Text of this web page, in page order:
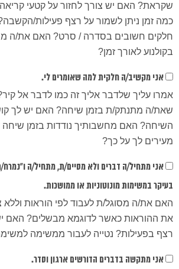
שקראת? האם יש צורך לחזור על קטעי
כמה זמן ניתן לשמור על רצף פעילות/
חלקים חשובים בסדרה / סרט? האם את/ה
בקולנוע לאורך זמן?
אני מקשיב/ה חלקית למה שאומרים לי.
אמרו עליך שלדבר אליך זה כמו לדבר אל
שאת/ה מתנתק/ת בזמן שיחה? האם יש לך
השיחה? האם מחשבותיך נודדות בזמן
מעירים לך על כך?
אני מתחיל/ה דברים ולא מסיים/ת, מתחיל/ה
בעיקר במשימות מונוטוניות או ממושכות.
האם את/ה מסוגל/ת לעבוד לפי הוראות וללא
את ההוראות כאשר לדוגמא מבשלים? האם
רצף בפעילות? נטייה לעבור ממשימה
אני מתקשה בדברים הדורשים ארגון וסדר.